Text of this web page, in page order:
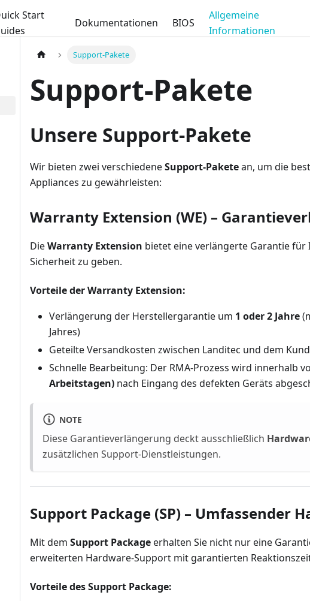
Start
Dokumentationen BIOS
Allgemeine
Informationen
Support-Pakete
Support-Pakete
Unsere Support-Pakete
Wir bieten zwei verschiedeneSupport-Paketean, um die
Appliances zu gewährleisten:
Warranty Extension (WE) –
DieWarranty Extension bietet eine verlängerte Garantie
Sicherheit zu geben.
Vorteile der Warranty Extension:
Verlängerung der Herstellergarantie um 1 oder 2 Jahre
Jahres)
Geteilte Versandkosten zwischen Landitec und dem
Schnelle Bearbeitung: Der RMA-Prozess wird innerhalb
Arbeitstagen) nach Eingang des defekten Geräts
NOTE
Diese Garantieverlängerung deckt ausschließlich
zusätzlichen Support-Dienstleistungen.
Support Package (SP) – Umfassender
Mit dem Support Packageerhalten Sie nicht nur eine
erweiterten Hardware-Support mit garantierten
Vorteile des Support Package: